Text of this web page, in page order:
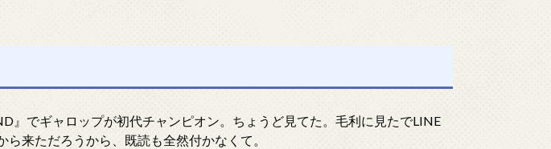
』でギャロップが初代チャンピオン。ちょうど見てた。毛利に見たでLINE
ら来ただろうから、既読も全然付かなくて。